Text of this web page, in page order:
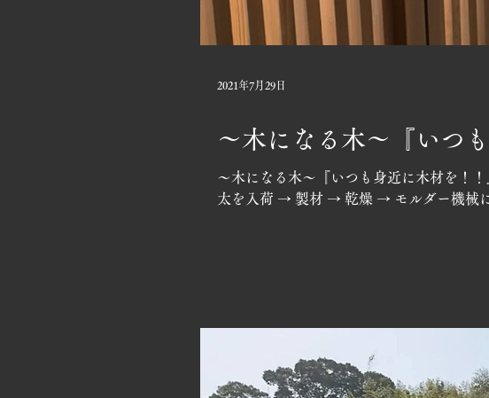
〜木になる木〜『いつ
〜木になる木〜『いつも身近に木材を！
太を入荷 → 製材 → 乾燥 → モルダー機械
2021年7月29日